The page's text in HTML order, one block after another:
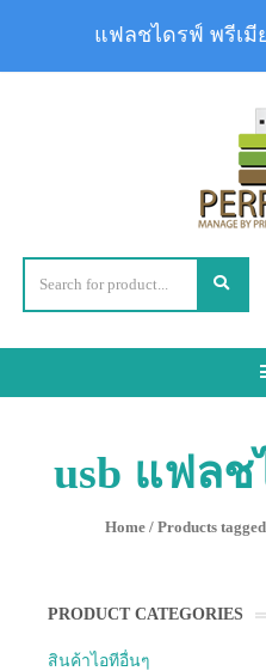
usb แฟลช
Home / Products
PRODUCT CATEGORIES
สินค้าไอทีอื่นๆ
แฟลชไดรฟ์ พรีเมี